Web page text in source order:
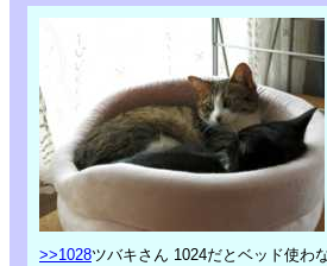
>>1028ツバキさん 1024だとベッド使わ